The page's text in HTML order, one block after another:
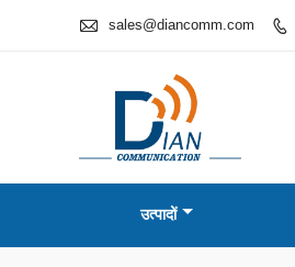
 sales@diancomm.com 
उत्पादों